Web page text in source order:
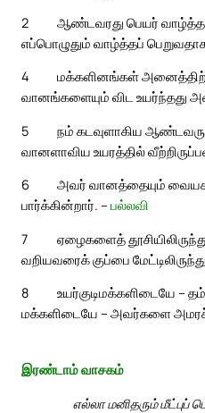
2
ஆண்டவரது பெயர்
எப்பொழுதும் வாழ்த்தப்
4
மக்களினங்கள்
வானங்களையும் விட உயர்ந்தது
5
நம் கடவுளாகிய
வானளாவிய உயரத்தில்
6
அவர் வானத்தையும்
பார்க்கின்றார். – பல்லவி
7
ஏழைகளைத்
வறியவரைக் குப்பை
8
உயர்குடிமக்களிடையே –
மக்களிடையே – அவர்களை
இரண்டாம் வாசகம்
எல்லா மனிதரும் மீட்புப்